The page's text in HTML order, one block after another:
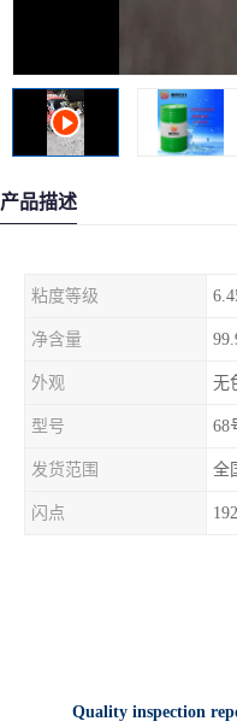
产品描述
粘度等级
净含量
外观 无
型号 68
发货范围 全
闪点 192
Quality inspection